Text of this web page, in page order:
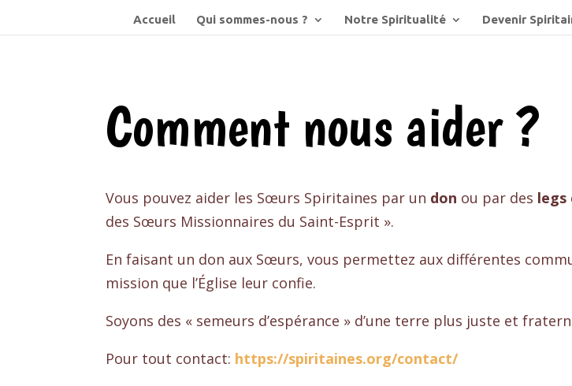
Accueil Qui sommes-nous ? Notre Spiritualité Devenir
Comment nous aider ?
Vous pouvez aider les Sœurs Spiritaines par un don ou par des legs
des Sœurs Missionnaires du Saint-Esprit ».
En faisant un don aux Sœurs, vous permettez aux différentes
mission que l’Église leur confie.
Soyons des « semeurs d’espérance » d’une terre plus juste et
Pour tout contact: https://spiritaines.org/contact/